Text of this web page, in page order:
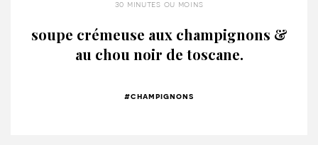
30 minutes ou moins
soupe crémeuse aux champignons &
au chou noir de toscane.
#champignons